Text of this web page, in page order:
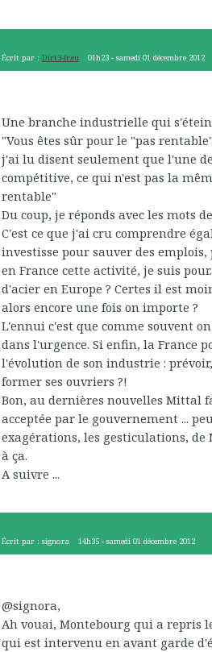
Écrit par : Dirt3-fr.eu 01h23 -samedi 01 décembre 2012
Une branche industrielle qui
"Vous êtes sûr pour le "pas
j'ai lu disent seulement que l'une
compétitive, ce qui n'est pas la
rentable"
Du coup, je réponds avec les mots
C'est ce que j'ai cru comprendre
investisse pour sauver des
en France cette activité, je suis
d'acier en Europe ? Certes il est
alors encore une fois on importe ?
L'ennui c'est que comme souvent
dans l'urgence. Si enfin, la France
l'évolution de son industrie :
former ses ouvriers ?!
Bon, au dernières nouvelles Mittal
acceptée par le gouvernement ...
exagérations, les gesticulations,
à ça.
A suivre ...
Écrit par : signora 14h35 -samedi 01 décembre 2012
@signora,
Ah vouai, Montebourg qui a repris
qui est intervenu en avant garde